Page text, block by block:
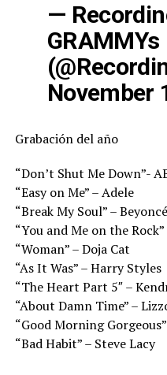
—
GRAMMYs
November
Grabación del año
“Don’t Shut Me Down”-
“Easy on Me” – Adele
“Break My Soul” – Beyoncé
“You and Me on the
“Woman” – Doja Cat
“As It Was” – Harry Styles
“The Heart Part 5″ –
“About Damn Time” –
“Good Morning
“Bad Habit” – Steve Lacy